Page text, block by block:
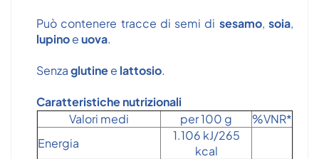
Può contenere tracce di semi di sesamo,soia,
lupinoeuova.
Senzaglutinee lattosio.
Caratteristiche nutrizionali
Valori medi
per 100 g
%VNR*
Energia
1.106 kJ/265
kcal